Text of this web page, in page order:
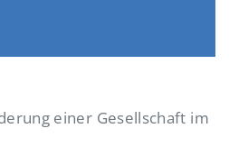
einer Gesellschaft im